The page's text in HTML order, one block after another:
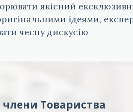
якісний
ідеями,
чесну дискусію
Товариства